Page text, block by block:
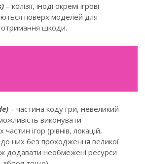
– колізії, іноді окремі ігрові
поверх моделей для
отримання шкоди.
– частина коду гри, невеликий
виконувати
ігор (рівнів, локацій,
них без проходження великої
додавати необмежені ресурси